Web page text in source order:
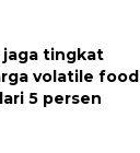
jaga tingkat
volatile food
5 persen